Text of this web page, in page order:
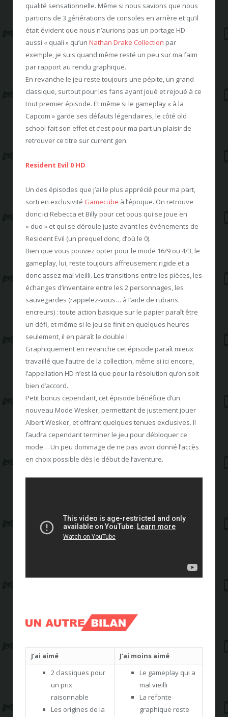
qualité sensationnelle. Même si nous savions que nous
partions de 3 générations de consoles en arrière et qu’il
était évident que nous n’aurions pas un portage HD
aussi « quali » qu’un Nathan Drake Collection par
exemple, je suis quand même resté un peu sur ma faim
par rapport au rendu graphique.
En revanche le jeu reste toujours une pépite, un grand
classique, surtout pour les fans ayant joué et rejoué à ce
tout premier épisode. Et même si le gameplay « à la
Capcom » garde ses défauts légendaires, le côté old
school fait son effet et c’est pour ma part un plaisir de
retrouver ce titre sur current gen.
Resident Evil 0 HD
Un des épisodes que j’ai le plus apprécié pour ma part,
sorti en exclusivité Gamecube à l’époque. On retrouve
donc ici Rebecca et Billy pour cet opus qui se joue en
« duo » et qui se déroule juste avant les événements de
Resident Evil (un prequel donc, d’où le 0).
Bien que vous pouvez opter pour le mode 16/9 ou 4/3, le
gameplay, lui, reste toujours affreusement rigide et a
donc assez mal vieilli. Les transitions entre les pièces, les
échanges d’inventaire entre les 2 personnages, les
sauvegardes (rappelez-vous… à l’aide de rubans
encreurs) : toute action basique sur le papier paraît être
un défi, et même si le jeu se finit en quelques heures
seulement, il en paraît le double !
Graphiquement en revanche cet épisode paraît mieux
travaillé que l’autre de la collection, même si ici encore,
l’appellation HD n’est là que pour la résolution qu’on soit
bien d’accord.
Petit bonus cependant, cet épisode bénéficie d’un
nouveau Mode Wesker, permettant de justement jouer
Albert Wesker, et offrant quelques tenues exclusives. Il
faudra cependant terminer le jeu pour débloquer ce
mode… Un peu dommage de ne pas avoir donné l’accès
en choix possible dès le début de l’aventure.
J’ai aimé
J’ai moins aimé
2 classiques pour
un prix
raisonnable
Les origines de la
Le gameplay qui a
mal vieilli
La refonte
graphique reste